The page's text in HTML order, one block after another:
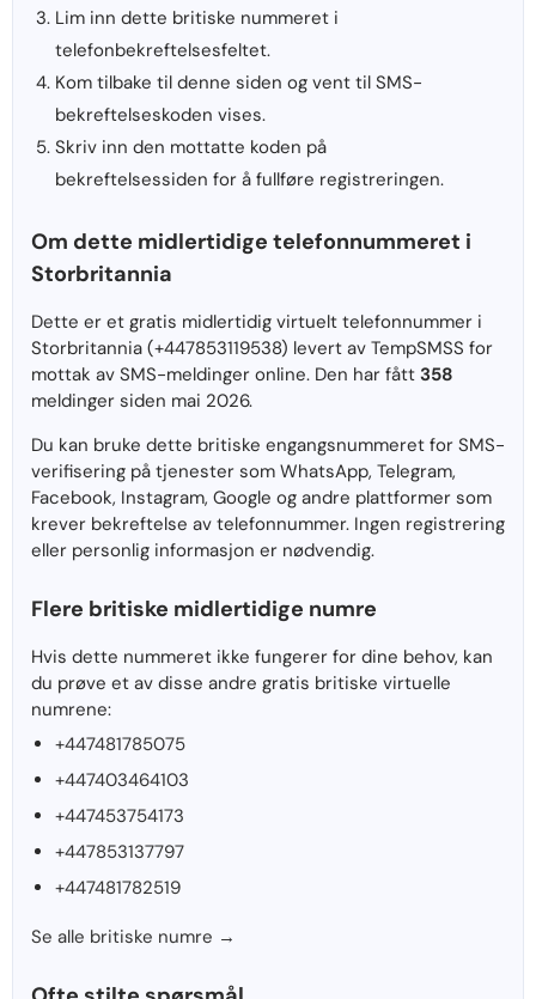
Lim inn dette britiske nummeret i
telefonbekreftelsesfeltet.
Kom tilbake til denne siden og vent til SMS-
bekreftelseskoden vises.
Skriv inn den mottatte koden på
bekreftelsessiden for å fullføre registreringen.
Om dette midlertidige telefonnummeret i
Storbritannia
Dette er et gratis midlertidig virtuelt telefonnummer i
Storbritannia (+447853119538) levert av TempSMSS for
mottak av SMS-meldinger online. Den har fått 358
meldinger siden mai 2026.
Du kan bruke dette britiske engangsnummeret for SMS-
verifisering på tjenester som WhatsApp, Telegram,
Facebook, Instagram, Google og andre plattformer som
krever bekreftelse av telefonnummer. Ingen registrering
eller personlig informasjon er nødvendig.
Flere britiske midlertidige numre
Hvis dette nummeret ikke fungerer for dine behov, kan
du prøve et av disse andre gratis britiske virtuelle
numrene:
+447481785075
+447403464103
+447453754173
+447853137797
+447481782519
Se alle britiske numre →